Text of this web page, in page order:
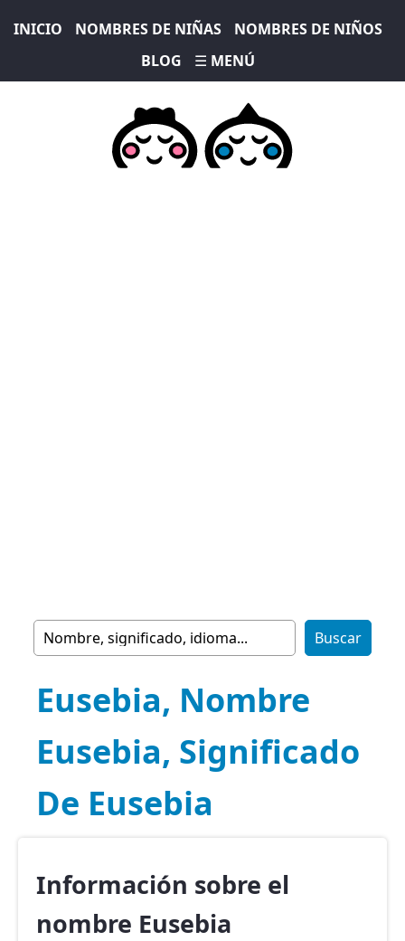
INICIO NOMBRES DE NIÑAS
NOMBRES DE NIÑOS
BLOG
☰ MENÚ
Eusebia, Nombre
Eusebia, Significado
De Eusebia
Información sobre el
nombre Eusebia